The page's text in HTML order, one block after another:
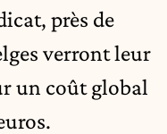
près de
verront leur
un coût global